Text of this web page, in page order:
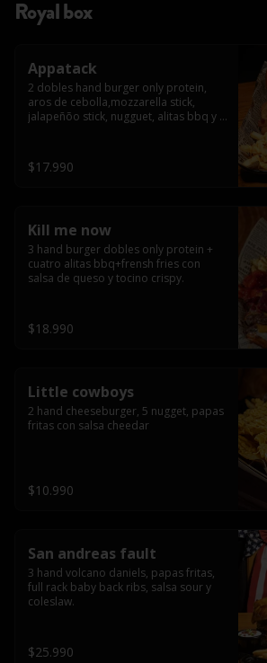
Royal box
Appatack
2 dobles hand burger only protein,
aros de cebolla,mozzarella stick,
jalapeñõo stick, nugguet, alitas bbq y
$17.990
Kill me now
3 hand burger dobles only protein +
cuatro alitas bbq+frensh fries con
salsa de queso y tocino crispy.
$18.990
Little cowboys
2 hand cheeseburger, 5 nugget, papas
fritas con salsa cheedar
$10.990
San andreas fault
3 hand volcano daniels, papas fritas,
full rack baby back ribs, salsa sour y
coleslaw.
$25.990